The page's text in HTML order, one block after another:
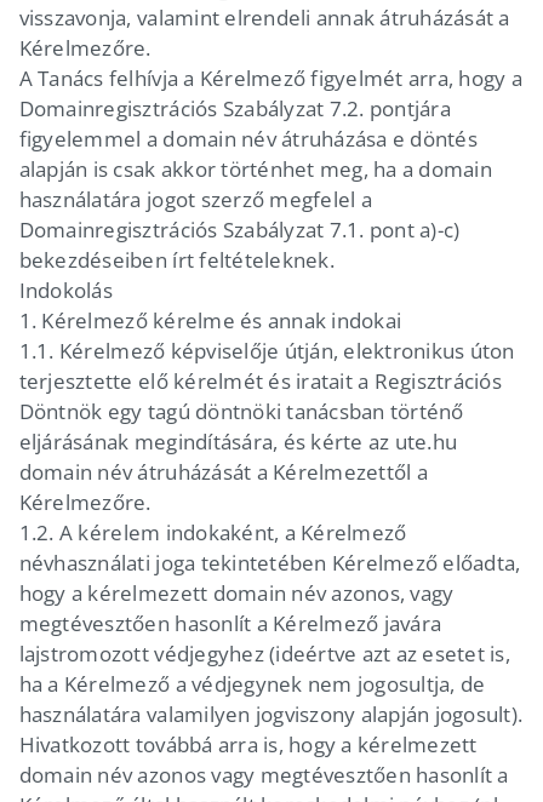
visszavonja, valamint elrendeli annak átruházását a
Kérelmezőre.
A Tanács felhívja a Kérelmező figyelmét arra, hogy a
Domainregisztrációs Szabályzat 7.2. pontjára
figyelemmel a domain név átruházása e döntés
alapján is csak akkor történhet meg, ha a domain
használatára jogot szerző megfelel a
Domainregisztrációs Szabályzat 7.1. pont a)-c)
bekezdéseiben írt feltételeknek.
Indokolás
1. Kérelmező kérelme és annak indokai
1.1. Kérelmező képviselője útján, elektronikus úton
terjesztette elő kérelmét és iratait a Regisztrációs
Döntnök egy tagú döntnöki tanácsban történő
eljárásának megindítására, és kérte az ute.hu
domain név átruházását a Kérelmezettől a
Kérelmezőre.
1.2. A kérelem indokaként, a Kérelmező
névhasználati joga tekintetében Kérelmező előadta,
hogy a kérelmezett domain név azonos, vagy
megtévesztően hasonlít a Kérelmező javára
lajstromozott védjegyhez (ideértve azt az esetet is,
ha a Kérelmező a védjegynek nem jogosultja, de
használatára valamilyen jogviszony alapján jogosult).
Hivatkozott továbbá arra is, hogy a kérelmezett
domain név azonos vagy megtévesztően hasonlít a